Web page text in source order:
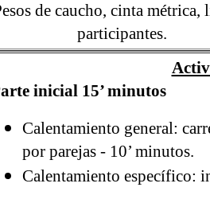
de caucho, cinta métrica,
participantes.
inicial 15’ minutos
Calentamiento general:
por parejas - 10’ minutos.
Calentamiento específico: